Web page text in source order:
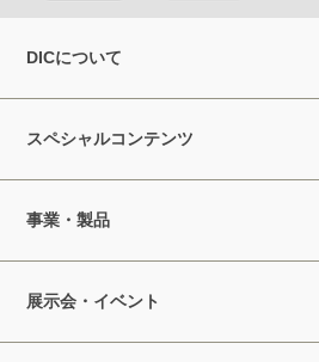
DICについて
スペシャルコンテンツ
事業・製品
展示会・イベント